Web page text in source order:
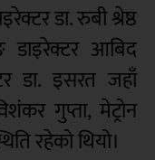
डा. रुबी श्रेष्ठ
डाइरेक्टर आबिद
डा. इसरत जहाँ
गुप्ता, मेट्रोन
रहेको थियो।